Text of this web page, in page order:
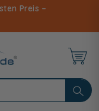
Preis –